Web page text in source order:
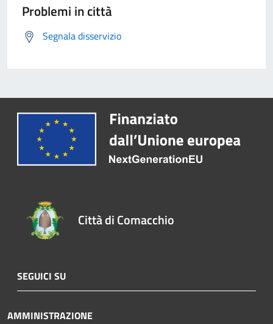
Problemi in città
Segnala disservizio
Città di Comacchio
SEGUICI SU
AMMINISTRAZIONE